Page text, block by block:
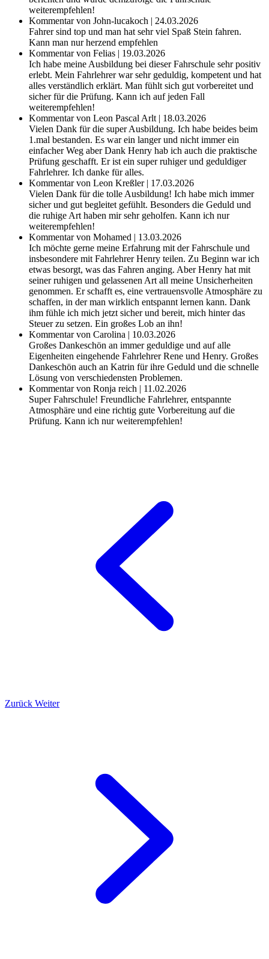
weiterempfehlen!
Kommentar von John-lucakoch | 24.03.2026
Fahrer sind top und man hat sehr viel Spaß Stein fahren.
Kann man nur herzend empfehlen
Kommentar von Felias | 19.03.2026
Ich habe meine Ausbildung bei dieser Fahrschule sehr positiv
erlebt. Mein Fahrlehrer war sehr geduldig, kompetent und hat
alles verständlich erklärt. Man fühlt sich gut vorbereitet und
sicher für die Prüfung. Kann ich auf jeden Fall
weiterempfehlen!
Kommentar von Leon Pascal Arlt | 18.03.2026
Vielen Dank für die super Ausbildung. Ich habe beides beim
1.mal bestanden. Es war ein langer und nicht immer ein
einfacher Weg aber Dank Henry hab ich auch die praktische
Prüfung geschafft. Er ist ein super ruhiger und geduldiger
Fahrlehrer. Ich danke für alles.
Kommentar von Leon Kreßler | 17.03.2026
Vielen Dank für die tolle Ausbildung! Ich habe mich immer
sicher und gut begleitet gefühlt. Besonders die Geduld und
die ruhige Art haben mir sehr geholfen. Kann ich nur
weiterempfehlen!
Kommentar von Mohamed | 13.03.2026
Ich möchte gerne meine Erfahrung mit der Fahrschule und
insbesondere mit Fahrlehrer Henry teilen. Zu Beginn war ich
etwas besorgt, was das Fahren anging. Aber Henry hat mit
seiner ruhigen und gelassenen Art all meine Unsicherheiten
genommen. Er schafft es, eine vertrauensvolle Atmosphäre zu
schaffen, in der man wirklich entspannt lernen kann. Dank
ihm fühle ich mich jetzt sicher und bereit, mich hinter das
Steuer zu setzen. Ein großes Lob an ihn!
Kommentar von Carolina | 10.03.2026
Großes Dankeschön an immer geduldige und auf alle
Eigenheiten eingehende Fahrlehrer Rene und Henry. Großes
Dankeschön auch an Katrin für ihre Geduld und die schnelle
Lösung von verschiedensten Problemen.
Kommentar von Ronja reich | 11.02.2026
Super Fahrschule! Freundliche Fahrlehrer, entspannte
Atmosphäre und eine richtig gute Vorbereitung auf die
Prüfung. Kann ich nur weiterempfehlen!
Zurück Weiter